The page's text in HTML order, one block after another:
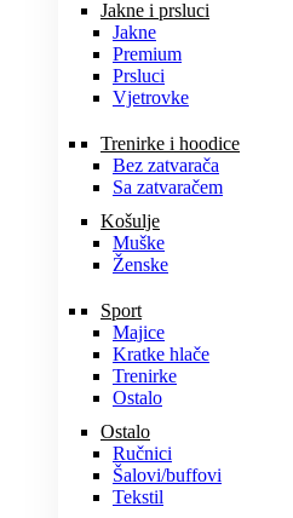
Jakne i prsluci
Jakne
Premium
Prsluci
Vjetrovke
Trenirke i hoodice
Bez zatvarača
Sa zatvaračem
Košulje
Muške
Ženske
Sport
Majice
Kratke hlače
Trenirke
Ostalo
Ostalo
Ručnici
Šalovi/buffovi
Tekstil